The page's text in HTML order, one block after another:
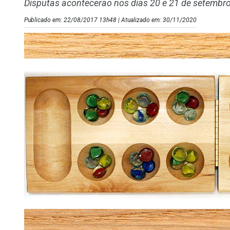
Disputas acontecerão nos dias 20 e 21 de
Publicado em: 22/08/2017 13h48 | Atualizado em: 30/11/2020